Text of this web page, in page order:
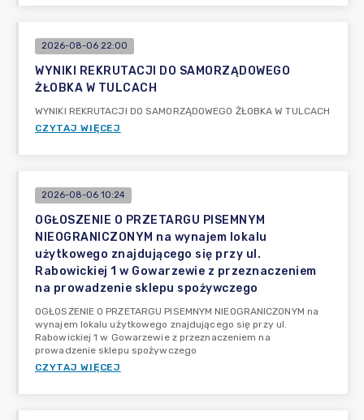
2026-08-06 22:00
WYNIKI REKRUTACJI DO SAMORZĄDOWEGO
ŻŁOBKA W TULCACH
WYNIKI REKRUTACJI DO SAMORZĄDOWEGO ŻŁOBKA W TULCACH
CZYTAJ WIĘCEJ
2026-08-06 10:24
OGŁOSZENIE O PRZETARGU PISEMNYM
NIEOGRANICZONYM na wynajem lokalu
użytkowego znajdującego się przy ul.
Rabowickiej 1 w Gowarzewie z przeznaczeniem
na prowadzenie sklepu spożywczego
OGŁOSZENIE O PRZETARGU PISEMNYM NIEOGRANICZONYM na
wynajem lokalu użytkowego znajdującego się przy ul.
Rabowickiej 1 w Gowarzewie z przeznaczeniem na
prowadzenie sklepu spożywczego
CZYTAJ WIĘCEJ